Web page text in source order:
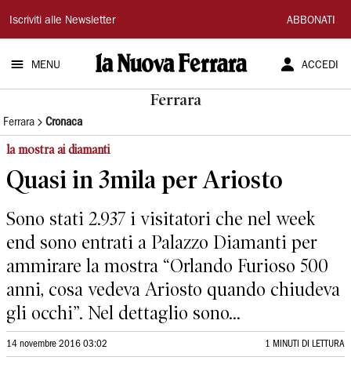
La
Nuova
Ferrara
Iscriviti alle Newsletter ABBONATI
MENU ACCEDI
Ferrara
Ferrara Cronaca
la mostra ai diamanti
Quasi in 3mila per Ariosto
Sono stati 2.937 i visitatori che nel week
end sono entrati a Palazzo Diamanti per
ammirare la mostra “Orlando Furioso 500
anni, cosa vedeva Ariosto quando chiudeva
gli occhi”. Nel dettaglio sono...
14 novembre 2016 03:02 1 MINUTI DI LETTURA